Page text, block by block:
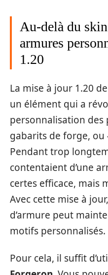
Au-delà du
armures
1.20
La mise à jour 1.20
un élément qui a
personnalisation des
gabarits de forge, ou
Pendant trop
contentaient d’une
certes efficace, mais
Avec cette mise à
d’armure peut
motifs personnalisés.
Pour cela, il suffit